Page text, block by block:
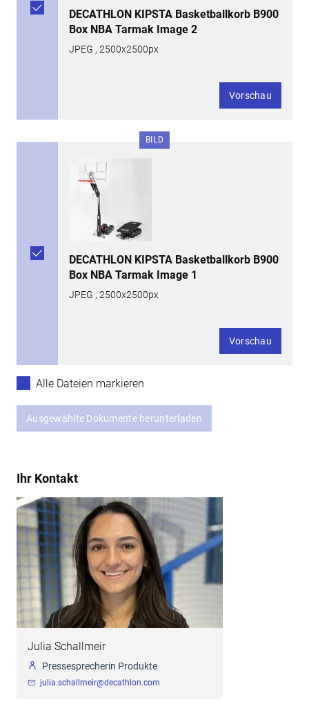
DECATHLON KIPSTA Basketballkorb B900
Box NBA Tarmak Image 2
JPEG , 2500x2500px
Vorschau
BILD
DECATHLON KIPSTA Basketballkorb B900
Box NBA Tarmak Image 1
JPEG , 2500x2500px
Vorschau
Alle Dateien markieren
Ausgewählte Dokumente herunterladen
Ihr Kontakt
Julia Schallmeir
Pressesprecherin Produkte
julia.schallmeir@decathlon.com